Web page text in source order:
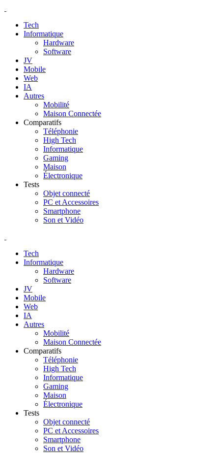
Tech
Informatique
Hardware
Software
JV
Mobile
Web
IA
Autres
Mobilité
Maison Connectée
Comparatifs
Téléphonie
High Tech
Informatique
Gaming
Maison
Électronique
Tests
Objet connecté
PC et Accessoires
Smartphone
Son et Vidéo
Tech
Informatique
Hardware
Software
JV
Mobile
Web
IA
Autres
Mobilité
Maison Connectée
Comparatifs
Téléphonie
High Tech
Informatique
Gaming
Maison
Électronique
Tests
Objet connecté
PC et Accessoires
Smartphone
Son et Vidéo